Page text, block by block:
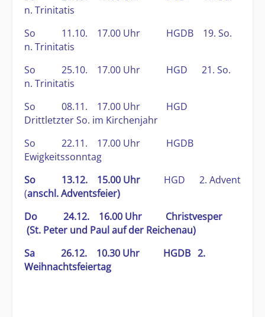
n. Trinitatis
So 11.10. 17.00 Uhr HGDB 19. So.
n. Trinitatis
So 25.10. 17.00 Uhr HGD 21. So.
n. Trinitatis
So 08.11. 17.00 Uhr HGD
Drittletzter So. im Kirchenjahr
So 22.11. 17.00 Uhr HGDB
Ewigkeitssonntag
So 13.12. 15.00 UhrHGD 2. Advent
(anschl. Adventsfeier)
Do 24.12. 16.00 Uhr Christvesper
(St. Peter und Paul auf der Reichenau)
Sa 26.12. 10.30 Uhr HGDB 2.
Weihnachtsfeiertag